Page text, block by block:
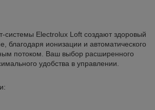
системы Electrolux Loft создают здоровый
благодаря ионизации и автоматического
потоком. Ваш выбор расширенного
удобства в управлении.